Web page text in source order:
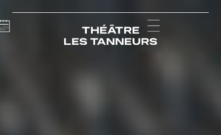
Calendar Menu